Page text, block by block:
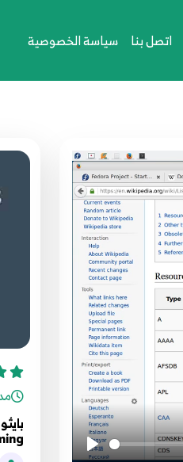
اتصل بنا سياسة الخصوصية
54